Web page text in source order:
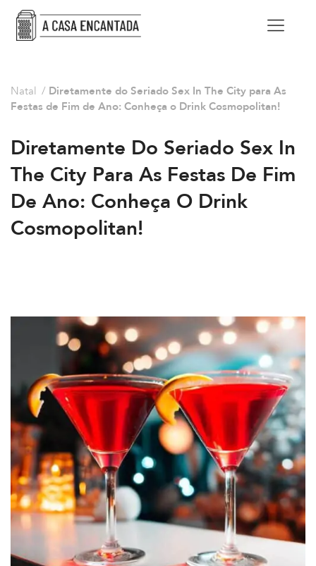
Natal / Diretamente do Seriado Sex In The City para As
Festas de Fim de Ano: Conheça o Drink Cosmopolitan!
Diretamente Do Seriado Sex In
The City Para As Festas De Fim
De Ano: Conheça O Drink
Cosmopolitan!